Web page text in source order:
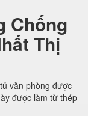
Chống
Thị
văn phòng được
được làm từ thép